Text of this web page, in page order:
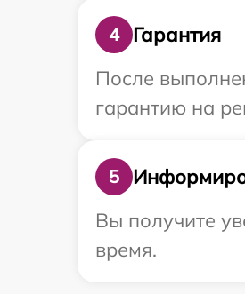
4
Гарантия
После
гарантию на
5
Вы получите
время.